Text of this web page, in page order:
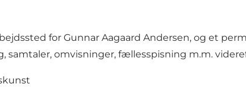
for Gunnar Aagaard Andersen, og et
omvisninger, fællesspisning m.m.